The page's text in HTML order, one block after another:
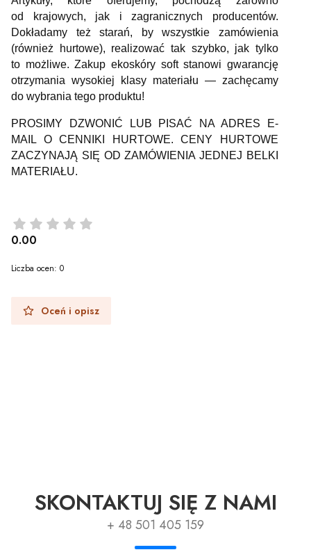
od krajowych, jak i zagranicznych producentów.
Dokładamy też starań, by wszystkie zamówienia
(również hurtowe), realizować tak szybko, jak tylko
to możliwe. Zakup ekoskóry soft stanowi gwarancję
otrzymania wysokiej klasy materiału — zachęcamy
do wybrania tego produktu!
PROSIMY DZWONIĆ LUB PISAĆ NA ADRES E-
MAIL O CENNIKI HURTOWE. CENY HURTOWE
ZACZYNAJĄ SIĘ OD ZAMÓWIENIA JEDNEJ BELKI
MATERIAŁU.
0.00
Liczba ocen: 0
Oceń i opisz
SKONTAKTUJ SIĘ Z NAMI
+ 48 501 405 159